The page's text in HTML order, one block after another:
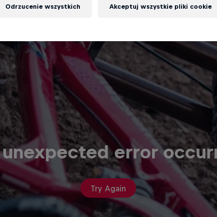
error
Try Again
Odrzucenie wszystkich Akceptuj wszystkie pliki cookie